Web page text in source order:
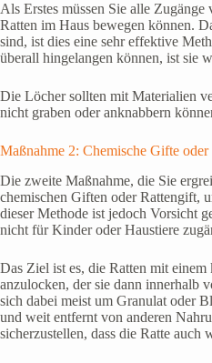
Als Erstes müssen Sie alle
Ratten im Haus bewegen können.
sind, ist dies eine sehr effektive
überall hingelangen können, ist sie
Die Löcher sollten mit Materialien
nicht graben oder anknabbern
Maßnahme 2: Chemische Gifte oder
Die zweite Maßnahme, die Sie
chemischen Giften oder Rattengift,
dieser Methode ist jedoch Vorsicht
nicht für Kinder oder Haustiere
Das Ziel ist es, die Ratten mit
anzulocken, der sie dann innerhalb
sich dabei meist um Granulat oder
und weit entfernt von anderen
sicherzustellen, dass die Ratte